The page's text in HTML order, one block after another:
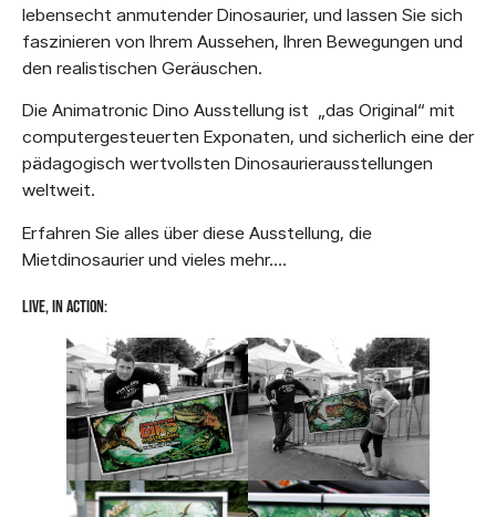
lebensecht anmutender Dinosaurier, und lassen Sie sich
faszinieren von Ihrem Aussehen, Ihren Bewegungen und
den realistischen Geräuschen.
Die Animatronic Dino Ausstellung ist „das Original“ mit
computergesteuerten Exponaten, und sicherlich eine der
pädagogisch wertvollsten Dinosaurierausstellungen
weltweit.
Erfahren Sie alles über diese Ausstellung, die
Mietdinosaurier und vieles mehr….
Live, in Action: